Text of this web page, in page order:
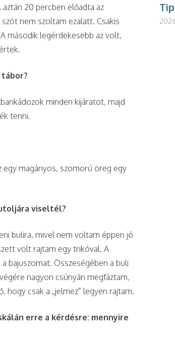
20 percben előadta az
nem szoltam ezalatt. Csakis
második legérdekesebb az volt,
minden kijáratot, majd
tenni.
egy magányos, szomorú öreg egy
viseltél?
bulira, mivel nem voltam éppen jó
volt rajtam egy trikóval. A
bajuszomat. Összeségében a buli
nagyon csúnyán megfáztam,
csak a „jelmez” legyen rajtam.
erre a kérdésre: mennyire